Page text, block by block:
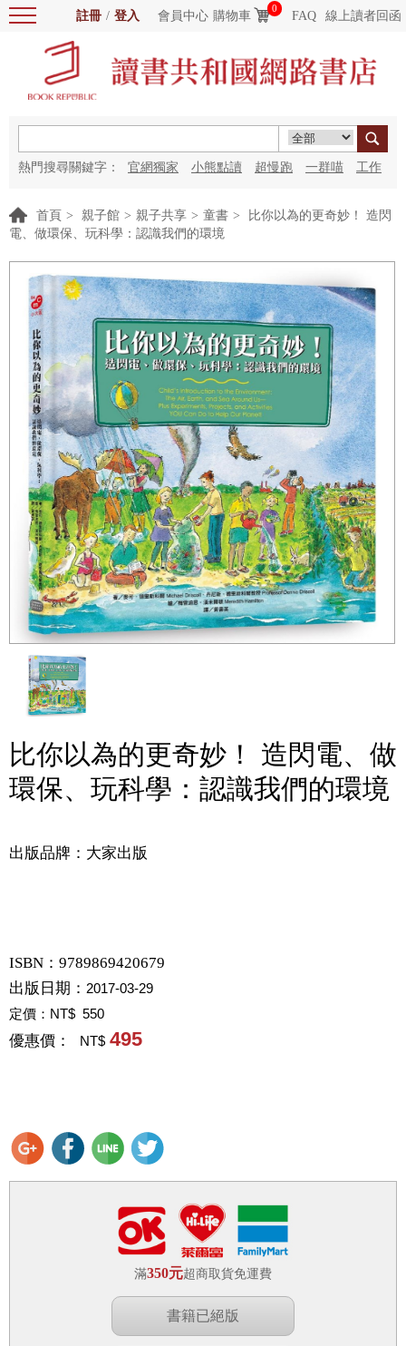
註冊 / 登入 會員中心 購物車
0
FAQ 線上讀者回函
熱門搜尋關鍵字： 官網獨家 小熊點讀 超慢跑 一群喵 工作
首頁 > 親子館 > 親子共享 > 童書 >
比你以為的更奇妙！ 造閃
電、做環保、玩科學：認識我們的環境
比你以為的更奇妙！ 造閃電、做
環保、玩科學：認識我們的環境
出版品牌：大家出版
ISBN：9789869420679
出版日期： 2017-03-29
定價： NT$ 550
優惠價： NT$ 495
滿350元超商取貨免運費
書籍已絕版